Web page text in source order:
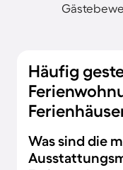
Häufig
Was sind die